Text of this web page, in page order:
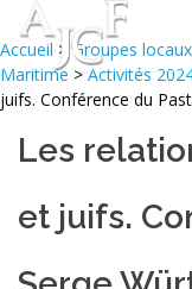
Accueil >Groupes locaux
Maritime > Activités
juifs. Conférence du
Les
et juifs.